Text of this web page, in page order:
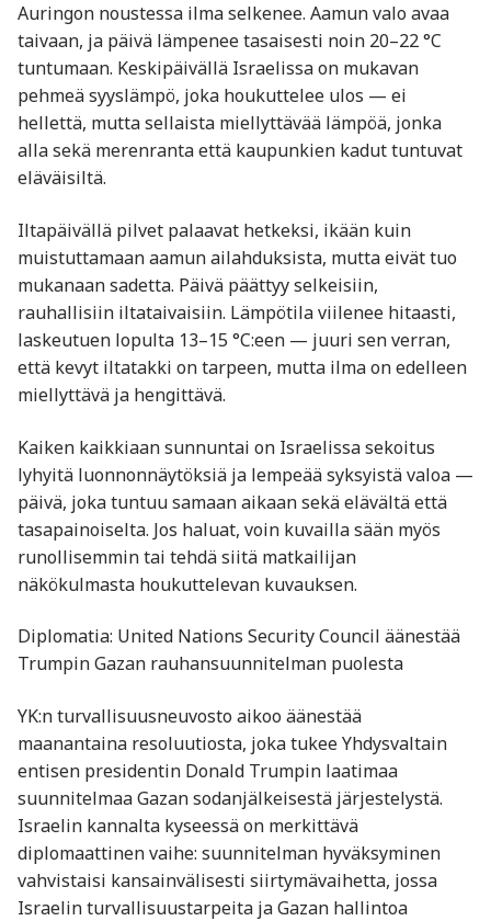
Auringon noustessa ilma selkenee. Aamun valo avaa
taivaan, ja päivä lämpenee tasaisesti noin 20–22 °C
tuntumaan. Keskipäivällä Israelissa on mukavan
pehmeä syyslämpö, joka houkuttelee ulos — ei
hellettä, mutta sellaista miellyttävää lämpöä, jonka
alla sekä merenranta että kaupunkien kadut tuntuvat
eläväisiltä.
Iltapäivällä pilvet palaavat hetkeksi, ikään kuin
muistuttamaan aamun ailahduksista, mutta eivät tuo
mukanaan sadetta. Päivä päättyy selkeisiin,
rauhallisiin iltataivaisiin. Lämpötila viilenee hitaasti,
laskeutuen lopulta 13–15 °C:een — juuri sen verran,
että kevyt iltatakki on tarpeen, mutta ilma on edelleen
miellyttävä ja hengittävä.
Kaiken kaikkiaan sunnuntai on Israelissa sekoitus
lyhyitä luonnonnäytöksiä ja lempeää syksyistä valoa —
päivä, joka tuntuu samaan aikaan sekä elävältä että
tasapainoiselta. Jos haluat, voin kuvailla sään myös
runollisemmin tai tehdä siitä matkailijan
näkökulmasta houkuttelevan kuvauksen.
Diplomatia: United Nations Security Council äänestää
Trumpin Gazan rauhansuunnitelman puolesta
YK:n turvallisuusneuvosto aikoo äänestää
maanantaina resoluutiosta, joka tukee Yhdysvaltain
entisen presidentin Donald Trumpin laatimaa
suunnitelmaa Gazan sodanjälkeisestä järjestelystä.
Israelin kannalta kyseessä on merkittävä
diplomaattinen vaihe: suunnitelman hyväksyminen
vahvistaisi kansainvälisesti siirtymävaihetta, jossa
Israelin turvallisuustarpeita ja Gazan hallintoa